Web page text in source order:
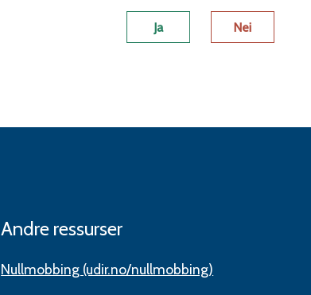
Ja Nei
Andre ressurser
Nullmobbing (udir.no/nullmobbing)